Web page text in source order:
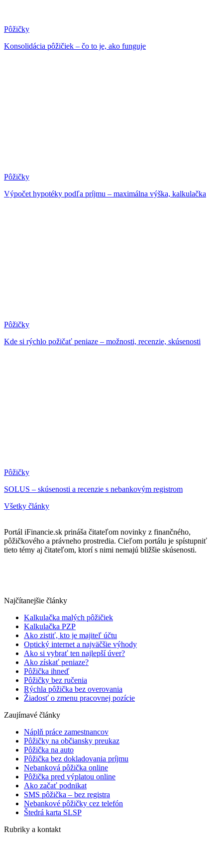
Pôžičky
Konsolidácia pôžičiek – čo to je, ako funguje
Pôžičky
Výpočet hypotéky podľa príjmu – maximálna výška, kalkulačka
Pôžičky
Kde si rýchlo požičať peniaze – možnosti, recenzie, skúsenosti
Pôžičky
SOLUS – skúsenosti a recenzie s nebankovým registrom
Všetky články
Portál iFinancie.sk prináša čitateľom novinky z finančného,
pôžičkového a právneho prostredia. Cieľom portálu je spístupniť
tieto témy aj čitateľom, ktorí s nimi nemajú bližšie skúsenosti.
Najčítanejšie články
Kalkulačka malých pôžičiek
Kalkulačka PZP
Ako zistiť, kto je majiteľ účtu
Optický internet a najväčšie výhody
Ako si vybrať ten najlepší úver?
Ako získať peniaze?
Pôžička ihneď
Pôžičky bez ručenia
Rýchla pôžička bez overovania
Žiadosť o zmenu pracovnej pozície
Zaujímavé články
Náplň práce zamestnancov
Pôžičky na občiansky preukaz
Pôžička na auto
Pôžička bez dokladovania príjmu
Nebanková pôžička online
Pôžička pred výplatou online
Ako začať podnikat
SMS pôžička – bez registra
Nebankové pôžičky cez telefón
Štedrá karta SLSP
Rubriky a kontakt